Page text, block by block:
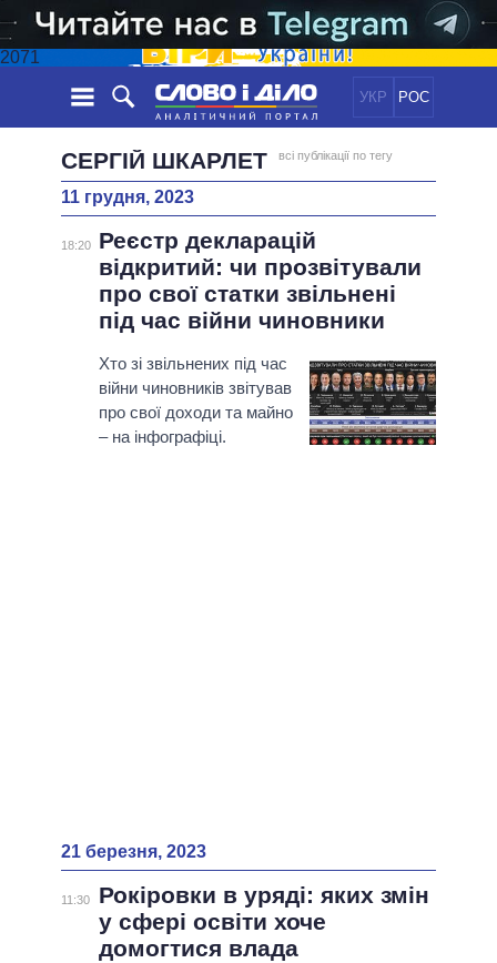
2071
УКР РОС
НОВИНИ
СТРІЧКА
ПОДІЇ
СТАТТІ
ДУМКИ
ОГЛЯДИ
ДАЙДЖЕСТИ
ЕКОНОМІКА
СУСПІЛЬСТВО
СВІТ
ПОЛIТИКИ
УСІ ПОЛІТИКИ
ПРЕЗИДЕНТ І ОФІС
ВЕРХОВНА РАДА
КАБІНЕТ МІНІСТРІВ
ГОЛОВИ ОБЛАДМІНІСТРАЦІЙ
ІНФОГРАФІКА
ВІДЕО
ПІДТРИМАТИ
ПОРІВНЯННЯ ПОЛІТИКІВ
СЕРГІЙ ШКАРЛЕТ всі публікації по тегу
11 грудня, 2023
18:20
Реєстр декларацій
відкритий: чи прозвітували
про свої статки звільнені
під час війни чиновники
Хто зі звільнених під час
війни чиновників звітував
про свої доходи та майно
– на інфографіці.
21 березня, 2023
11:30
Рокіровки в уряді: яких змін
у сфері освіти хоче
домогтися влада